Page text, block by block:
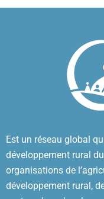
Est un réseau global
développement rural
organisations de
développement rural,